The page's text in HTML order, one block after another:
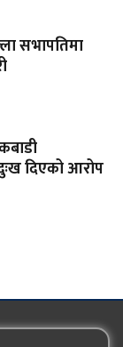
सभापतिमा
दिएको आरोप